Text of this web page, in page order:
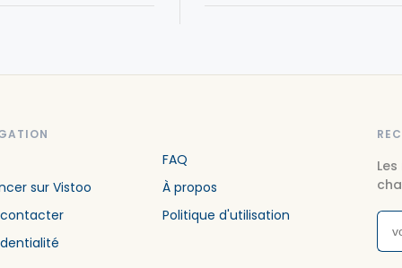
FAQ
sur Vistoo
À propos
contacter
Politique d'utilisation